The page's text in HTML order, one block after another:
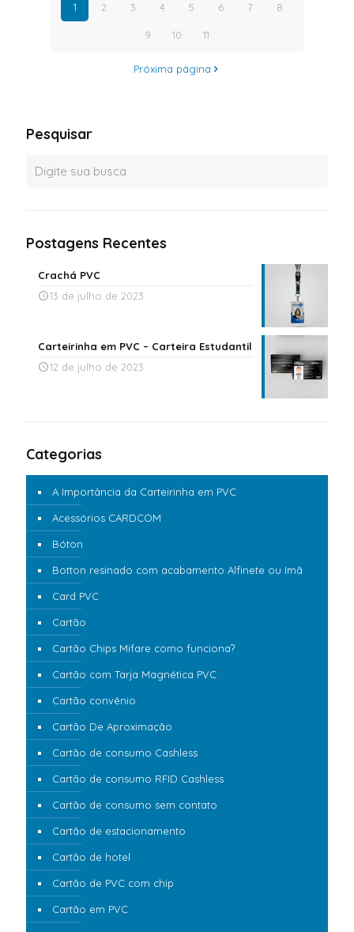
1 2 3 4 5 6 7 8
9 10 11
Próxima página
Pesquisar
Postagens Recentes
Crachá PVC
13 de julho de 2023
Carteirinha em PVC – Carteira Estudantil
12 de julho de 2023
Categorias
A Importância da Carteirinha em PVC
Acessórios CARDCOM
Bóton
Botton resinado com acabamento Alfinete ou Imã
Card PVC
Cartão
Cartão Chips Mifare como funciona?
Cartão com Tarja Magnética PVC
Cartão convênio
Cartão De Aproximação
Cartão de consumo Cashless
Cartão de consumo RFID Cashless
Cartão de consumo sem contato
Cartão de estacionamento
Cartão de hotel
Cartão de PVC com chip
Cartão em PVC